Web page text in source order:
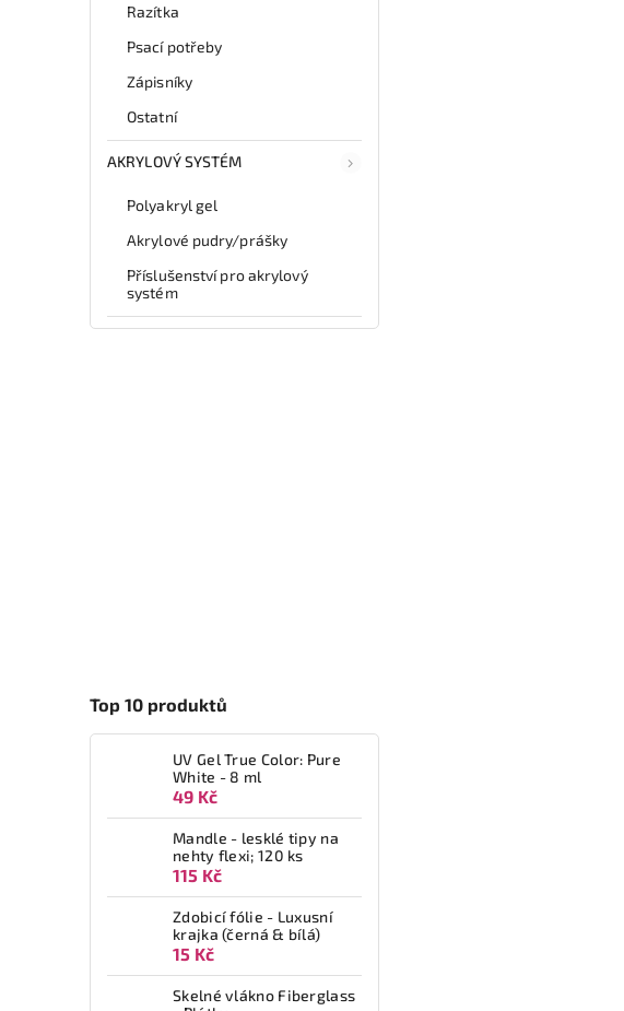
Razítka
Psací potřeby
Zápisníky
Ostatní
AKRYLOVÝ SYSTÉM
Polyakryl gel
Akrylové pudry/prášky
Příslušenství pro akrylový
systém
Top 10 produktů
UV Gel True Color: Pure
White - 8 ml
49 Kč
Mandle - lesklé tipy na
nehty flexi; 120 ks
115 Kč
Zdobicí fólie - Luxusní
krajka (černá & bílá)
15 Kč
Skelné vlákno Fiberglass